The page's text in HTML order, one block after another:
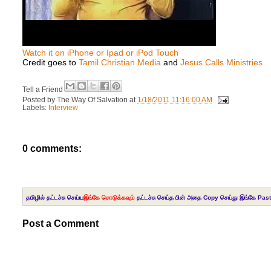
Watch it on iPhone or Ipad or iPod Touch
Credit goes to Tamil Christian Mediaand Jesus Calls Ministries
Tell a Friend
Posted by The Way Of Salvation at 1/18/2011 11:16:00 AM
Labels: Interview
0 comments:
தமிழில் தட்டச்சு செய்யஇங்கே சொடுக்கவும் தட்டச்சு செய்த பின் அதை Copy செய்து இங்கே
Post a Comment